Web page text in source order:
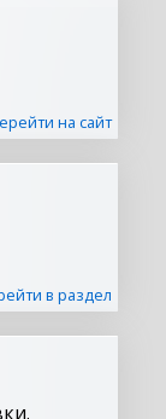
на сайт
в раздел